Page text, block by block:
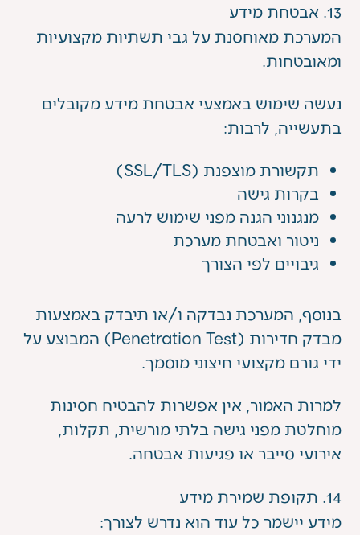
13. אבטחת מידע
המערכת מאוחסנת על גבי תשתיות מקצועיות
ומאובטחות.
נעשה שימוש באמצעי אבטחת מידע מקובלים
בתעשייה, לרבות:
תקשורת מוצפנת (SSL/TLS)
בקרות גישה
מנגנוני הגנה מפני שימוש לרעה
ניטור ואבטחת מערכת
גיבויים לפי הצורך
בנוסף, המערכת נבדקה ו/או תיבדק באמצעות
מבדק חדירות (Penetration Test) המבוצע על
ידי גורם מקצועי חיצוני מוסמך.
למרות האמור, אין אפשרות להבטיח חסינות
מוחלטת מפני גישה בלתי מורשית, תקלות,
אירועי סייבר או פגיעות אבטחה.
14. תקופת שמירת מידע
מידע יישמר כל עוד הוא נדרש לצורך: